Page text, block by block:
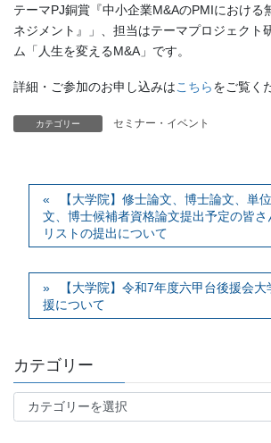
テーマPJ銅賞『中小企業M&AのPMIにおける
ネジメント』」、担当はテーマプロジェクト
ム「人生を変えるM&A」です。
詳細・ご参加のお申し込みはこちらをご覧く
カテゴリー セミナー・イベント
【大学院】修士論文、博士論文、単
文、博士候補者資格論文提出予定の皆
リストの提出について
【大学院】令和7年度六甲台後援会
援について
カテゴリー
テ